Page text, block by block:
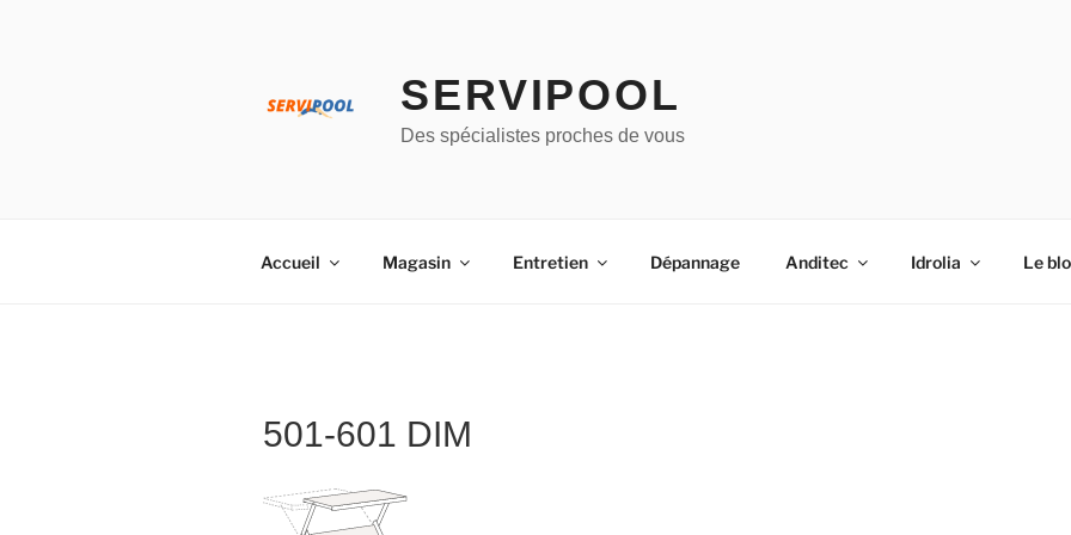
SERVIPOOL
Des spécialistes proches de vous
Accueil Magasin Entretien Dépannage Anditec Idrolia Le
501-601 DIM